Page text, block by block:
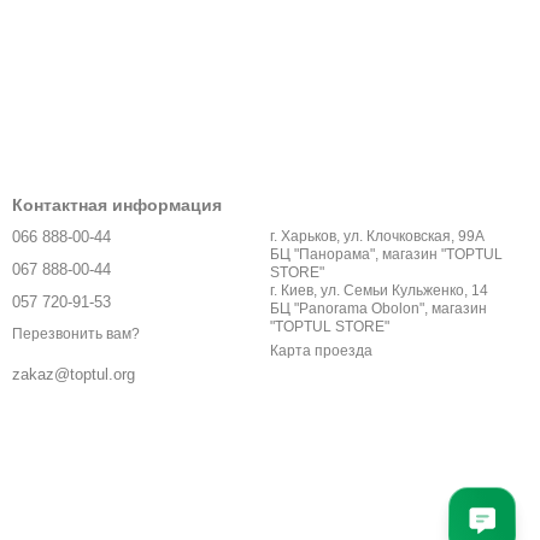
толкающей силой также выступают гидравлические
вся нагрузка. Конструкция, работающая на основе
добавлению масла и замене сальников.
от типа стойки. Ножной удобнее, т.к. освобождает
с одним штоком это самый распространенный повсеместно
для авто такой стойки вполне достаточно. Но
платформа с захватами.
Контактная информация
066 888-00-44
067 888-00-44
057 720-91-53
Перезвонить вам?
zakaz@toptul.org
г. Харьков, ул. Клочковская, 99А
БЦ "Панорама", магазин "TOPTUL
STORE"
г. Киев, ул. Семьи Кульженко, 14
БЦ "Panorama Obolon", магазин
"TOPTUL STORE"
Карта проезда